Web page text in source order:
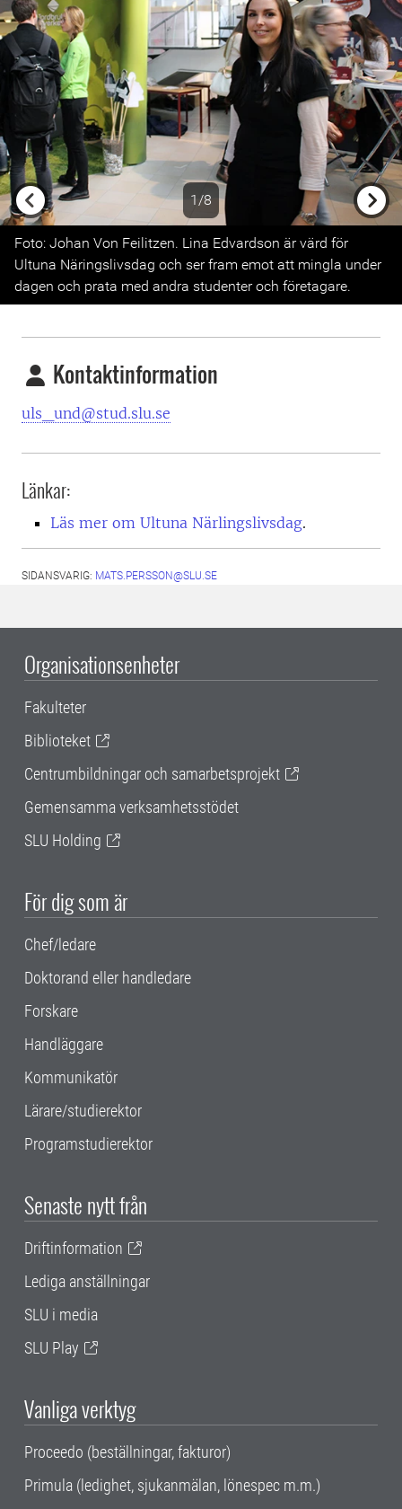
1/8
Previous
Foto: Johan Von Feilitzen. Lina Edvardson är värd för
Ultuna Näringslivsdag och ser fram emot att mingla under
dagen och prata med andra studenter och företagare.
Kontaktinformation
uls_und@stud.slu.se
Länkar:
Läs mer om Ultuna Närlingslivsdag.
SIDANSVARIG: MATS.PERSSON@SLU.SE
Organisationsenheter
Fakulteter
Biblioteket
Centrumbildningar och samarbetsprojekt
Gemensamma verksamhetsstödet
SLU Holding
För dig som är
Chef/ledare
Doktorand eller handledare
Forskare
Handläggare
Kommunikatör
Lärare/studierektor
Programstudierektor
Senaste nytt från
Driftinformation
Lediga anställningar
SLU i media
SLU Play
Vanliga verktyg
Proceedo (beställningar, fakturor)
Primula (ledighet, sjukanmälan, lönespec m.m.)